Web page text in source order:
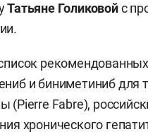
Татьяне Голиковойс
и биниметиниб для
(Pierre Fabre),
хронического